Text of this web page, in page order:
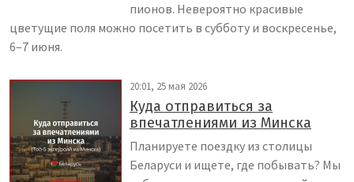
пионов. Невероятно красивые
цветущие поля можно посетить в субботу и воскресенье,
6–7 июня.
20:01, 25 мая 2026
Куда отправиться за
впечатлениями из Минска
Планируете поездку из столицы
Беларуси и ищете, где побывать? Мы